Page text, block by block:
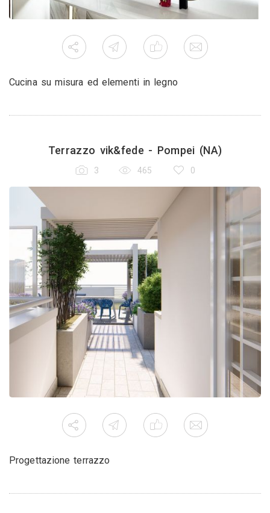
Cucina su misura ed elementi in legno
Terrazzo vik&fede - Pompei (NA)
3 465 0
Progettazione terrazzo